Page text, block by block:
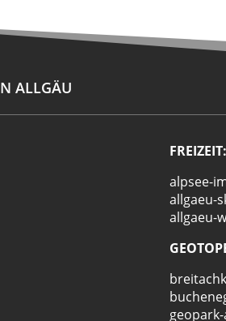
ALLGÄU
FREIZEIT:
alpsee-
allgaeu-
allgaeu-